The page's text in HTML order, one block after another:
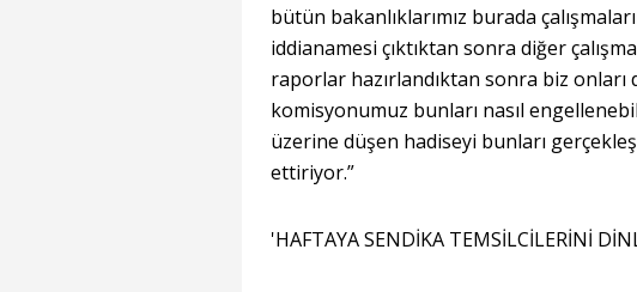
bütün bakanlıklarımız burada
iddianamesi çıktıktan sonra diğer
raporlar hazırlandıktan sonra biz
komisyonumuz bunları nasıl
üzerine düşen hadiseyi bunları
ettiriyor.”
'HAFTAYA SENDİKA TEMSİLCİLERİNİ